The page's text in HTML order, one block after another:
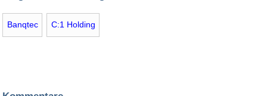
Banqtec C:1 Holding